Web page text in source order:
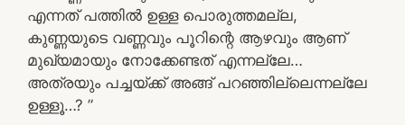
എന്നത് പത്തിൽ ഉള്ള പൊരുത്തമല്ല,
കുണ്ണയുടെ വണ്ണവും പൂറിന്റെ ആഴവും ആണ്
മുഖ്യമായും നോക്കേണ്ടത് എന്നല്ലേ…
അത്രയും പച്ചയ്ക്ക് അങ്ങ് പറഞ്ഞില്ലെന്നല്ലേ
ഉള്ളൂ…? ”